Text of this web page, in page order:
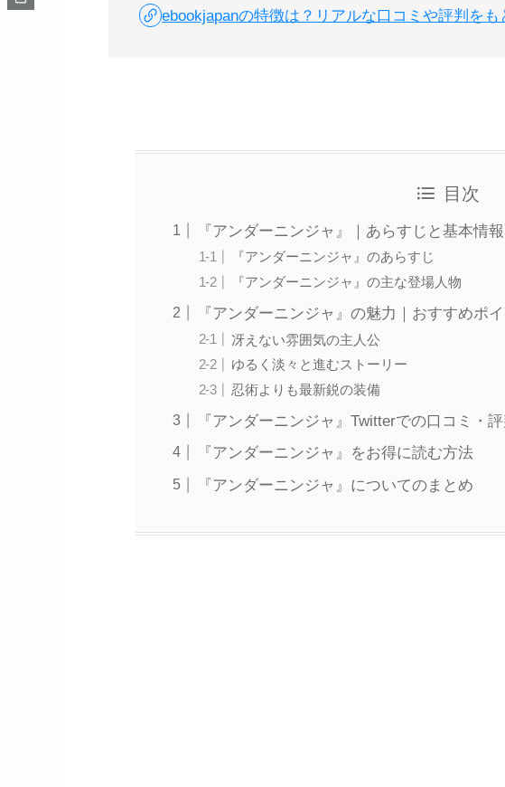
ebookjapanの特徴は？リアルな口コミや評判をも
目次
『アンダーニンジャ』｜あらすじと基本情報
『アンダーニンジャ』のあらすじ
『アンダーニンジャ』の主な登場人物
『アンダーニンジャ』の魅力｜おすすめポイ
冴えない雰囲気の主人公
ゆるく淡々と進むストーリー
忍術よりも最新鋭の装備
『アンダーニンジャ』Twitterでの口コミ・評
『アンダーニンジャ』をお得に読む方法
『アンダーニンジャ』についてのまとめ